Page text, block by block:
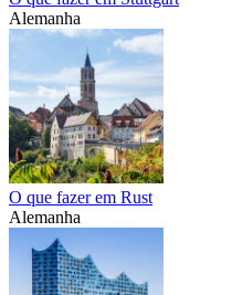
Alemanha
O que fazer em Rust
Alemanha